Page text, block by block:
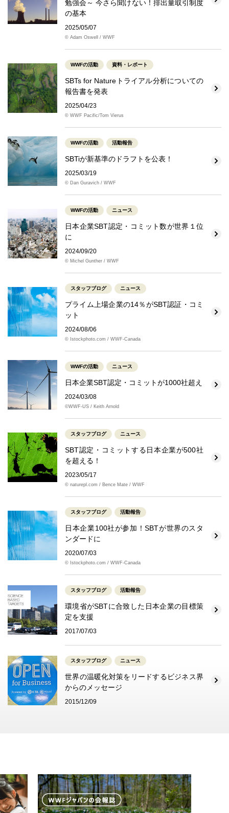
勉強会～ 今さら聞けない！排出量取引制度
の基本
2025/05/07
© Adam Oswell / WWF
WWFの活動 資料・レポート
SBTs for Natureトライアル分析についての
報告書を発表
2025/04/23
© WWF Pacific/Tom Vierus
WWFの活動 活動報告
SBTiが新基準のドラフトを公表！
2025/03/19
© Dan Guravich / WWF
WWFの活動 ニュース
日本企業SBT認定・コミット数が世界１位
に
2024/09/20
© Michel Gunther / WWF
スタッフブログ ニュース
プライム上場企業の14％がSBT認証・コミ
ット
2024/08/06
© Istockphoto.com / WWF-Canada
WWFの活動 ニュース
日本企業SBT認定・コミットが1000社超え
2024/03/08
©WWF-US / Keith Arnold
スタッフブログ ニュース
SBT認定・コミットする日本企業が500社
を超える！
2023/05/17
© naturepl.com / Bence Mate / WWF
スタッフブログ 活動報告
日本企業100社が参加！SBTが世界のスタ
ンダードに
2020/07/03
© Istockphoto.com / WWF-Canada
スタッフブログ 活動報告
環境省がSBTに合致した日本企業の目標策
定を支援
2017/07/03
スタッフブログ ニュース
世界の温暖化対策をリードするビジネス界
からのメッセージ
2015/12/09